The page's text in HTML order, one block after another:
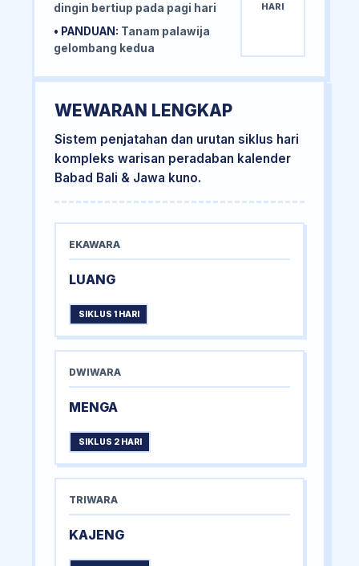
dingin bertiup pada pagi hari
• PANDUAN: Tanam palawija
gelombang kedua
HARI
WEWARAN LENGKAP
Sistem penjatahan dan urutan siklus hari
kompleks warisan peradaban kalender
Babad Bali & Jawa kuno.
EKAWARA
LUANG
SIKLUS 1 HARI
DWIWARA
MENGA
SIKLUS 2 HARI
TRIWARA
KAJENG